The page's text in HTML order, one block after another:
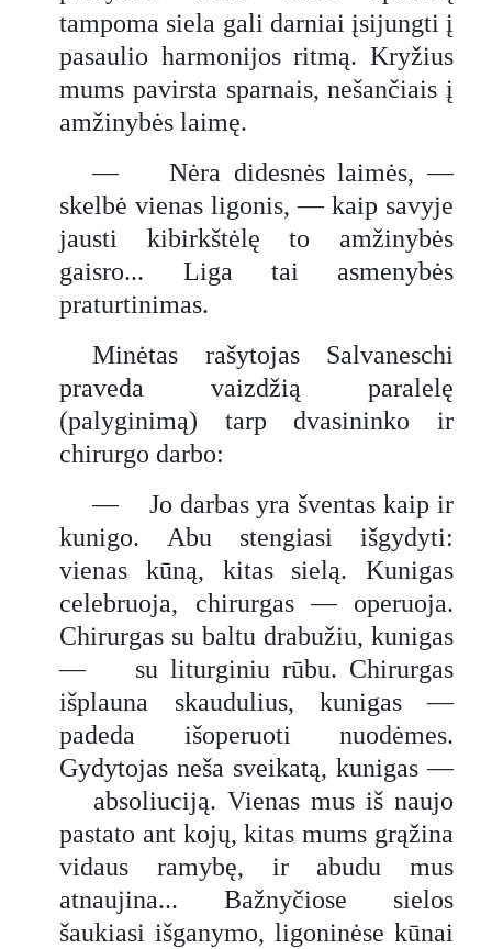
tampoma siela gali darniai įsijungti į
pasaulio harmonijos ritmą. Kryžius
mums pavirsta sparnais, nešančiais į
amžinybės laimę.
— Nėra didesnės laimės, —
skelbė vienas ligonis, — kaip savyje
jausti kibirkštėlę to amžinybės
gaisro... Liga tai asmenybės
praturtinimas.
Minėtas rašytojas Salvaneschi
praveda vaizdžią paralelę
(palyginimą) tarp dvasininko ir
chirurgo darbo:
— Jo darbas yra šventas kaip ir
kunigo. Abu stengiasi išgydyti:
vienas kūną, kitas sielą. Kunigas
celebruoja, chirurgas — operuoja.
Chirurgas su baltu drabužiu, kunigas
— su liturginiu rūbu. Chirurgas
išplauna skaudulius, kunigas —
padeda išoperuoti nuodėmes.
Gydytojas neša sveikatą, kunigas —
absoliuciją. Vienas mus iš naujo
pastato ant kojų, kitas mums grąžina
vidaus ramybę, ir abudu mus
atnaujina... Bažnyčiose sielos
šaukiasi išganymo, ligoninėse kūnai